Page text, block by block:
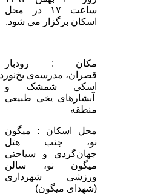
ساعت ۱۷ در محل
اسکان برگزار می شود.
مکان : رودبار
قصران، مدرسه‌ی
اسکی شمشک و
آبشارهای یخی طبیعی
منطقه
محل اسکان : میگون
نو، جنب هتل
جهان‌گردی و سیاحتی
میگون نو، سالن
ورزشی شهرداری
(شهدای میگون)